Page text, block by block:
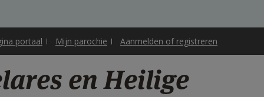
portaal Mijn parochie Aanmelden of registreren
en Heilige